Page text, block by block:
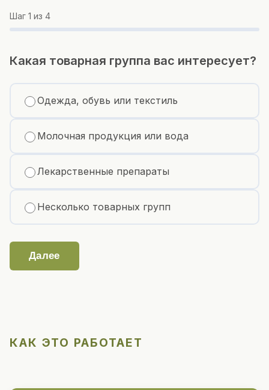
Шаг 1 из 4
Какая товарная группа вас интересует?
Одежда, обувь или текстиль
Молочная продукция или вода
Лекарственные препараты
Несколько товарных групп
Далее
КАК ЭТО РАБОТАЕТ